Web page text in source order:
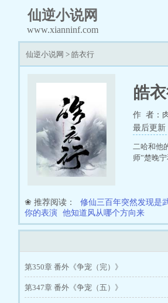
仙逆小说网
www.xianninf.com
仙逆小说网 > 皓衣行
皓
作 者：
最后更新
二哈和他
师”楚晚
❀ 推荐阅读： 修仙三百年突然发现是
你的表演 他知道风从哪个方向来
第350章 番外《争宠（完）》
第347章 番外《争宠（五）》